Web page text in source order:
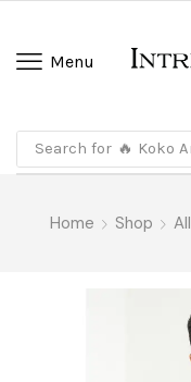
Menu
Search for 🔥 Koko
Home Shop All